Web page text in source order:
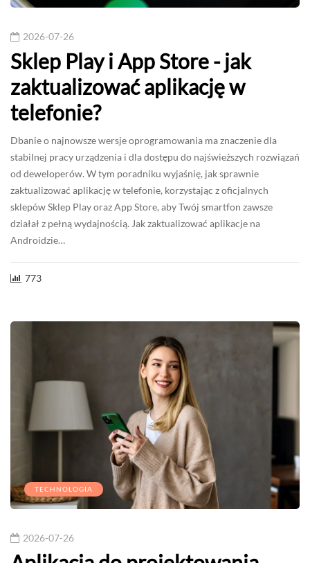
2026-07-26
Sklep Play i App Store - jak
zaktualizować aplikację w
telefonie?
Dbanie o najnowsze wersje oprogramowania ma znaczenie dla
stabilnej pracy urządzenia i dla dostępu do najświeższych rozwiązań
od deweloperów. W tym poradniku wyjaśnię, jak sprawnie
zaktualizować aplikację w telefonie, korzystając z oficjalnych
sklepów Sklep Play oraz App Store, aby Twój smartfon zawsze
działał z pełną wydajnością. Jak zaktualizować aplikacje na
Androidzie…
773
TECHNOLOGIA
2026-07-26